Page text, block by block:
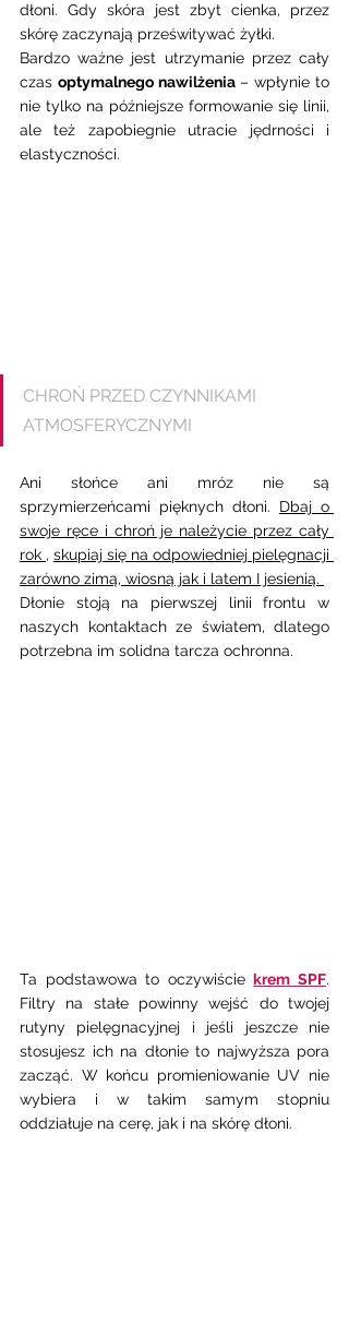
dłoni. Gdy skóra jest zbyt cienka, przez
skórę zaczynają prześwitywać żyłki.
Bardzo ważne jest utrzymanie przez cały
czas optymalnego nawilżenia – wpłynie to
nie tylko na późniejsze formowanie się linii,
ale też zapobiegnie utracie jędrności i
elastyczności.
CHROŃ PRZED CZYNNIKAMI
ATMOSFERYCZNYMI
Ani słońce ani mróz nie są
sprzymierzeńcami pięknych dłoni. Dbaj o
swoje ręce i chroń je należycie przez cały
rok , skupiaj się na odpowiedniej pielęgnacji
zarówno zimą, wiosną jak i latem I jesienią.
Dłonie stoją na pierwszej linii frontu w
naszych kontaktach ze światem, dlatego
potrzebna im solidna tarcza ochronna.
Ta podstawowa to oczywiście krem SPF.
Filtry na stałe powinny wejść do twojej
rutyny pielęgnacyjnej i jeśli jeszcze nie
stosujesz ich na dłonie to najwyższa pora
zacząć. W końcu promieniowanie UV nie
wybiera i w takim samym stopniu
oddziałuje na cerę, jak i na skórę dłoni.